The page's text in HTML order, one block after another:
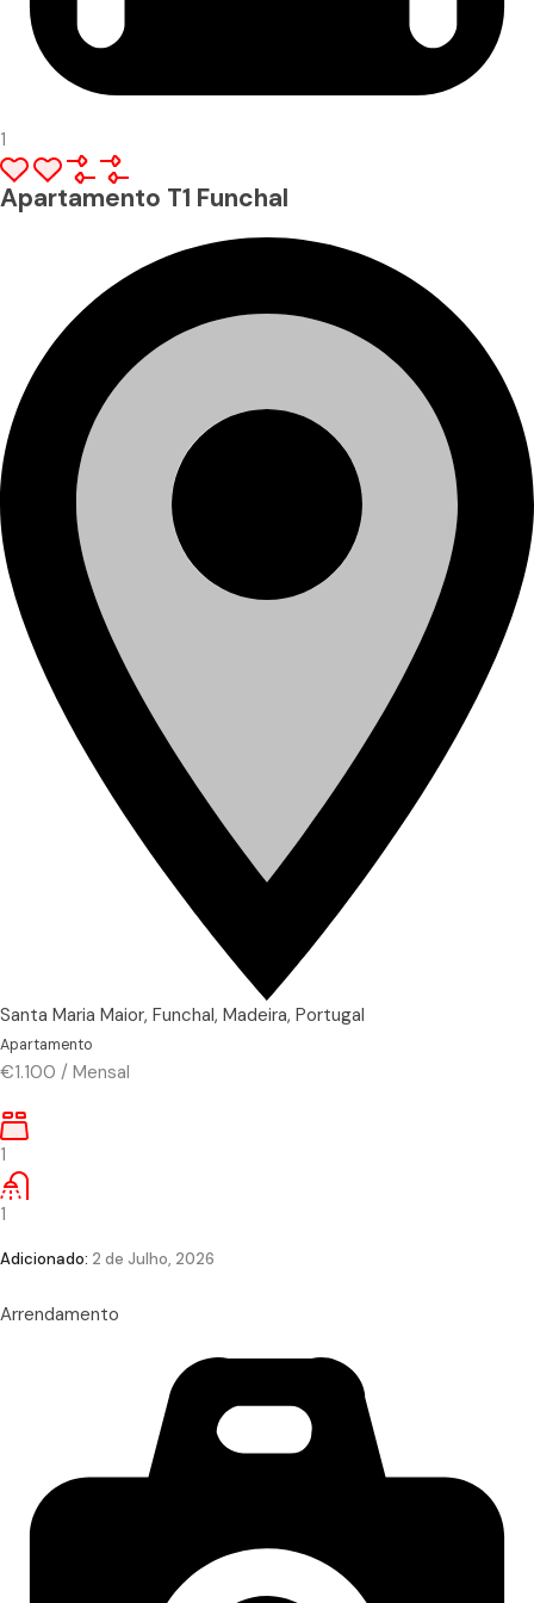
1
Apartamento T1 Funchal
Santa Maria Maior, Funchal, Madeira, Portugal
Apartamento
€1.100 / Mensal
1
1
Adicionado: 2 de Julho, 2026
Arrendamento